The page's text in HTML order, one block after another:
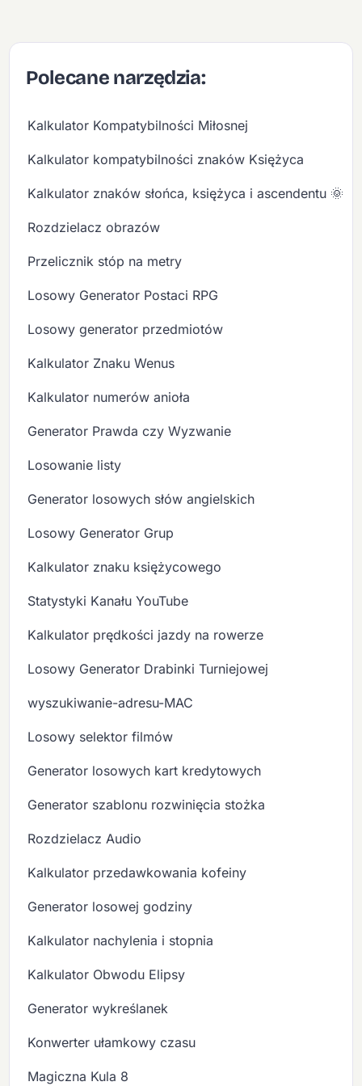
Polecane narzędzia:
Kalkulator Kompatybilności Miłosnej
Kalkulator kompatybilności znaków Księżyca
Kalkulator znaków słońca, księżyca i ascendentu
Rozdzielacz obrazów
Przelicznik stóp na metry
Losowy Generator Postaci RPG
Losowy generator przedmiotów
Kalkulator Znaku Wenus
Kalkulator numerów anioła
Generator Prawda czy Wyzwanie
Losowanie listy
Generator losowych słów angielskich
Losowy Generator Grup
Kalkulator znaku księżycowego
Statystyki Kanału YouTube
Kalkulator prędkości jazdy na rowerze
Losowy Generator Drabinki Turniejowej
wyszukiwanie-adresu-MAC
Losowy selektor filmów
Generator losowych kart kredytowych
Generator szablonu rozwinięcia stożka
Rozdzielacz Audio
Kalkulator przedawkowania kofeiny
Generator losowej godziny
Kalkulator nachylenia i stopnia
Kalkulator Obwodu Elipsy
Generator wykreślanek
Konwerter ułamkowy czasu
Magiczna Kula 8